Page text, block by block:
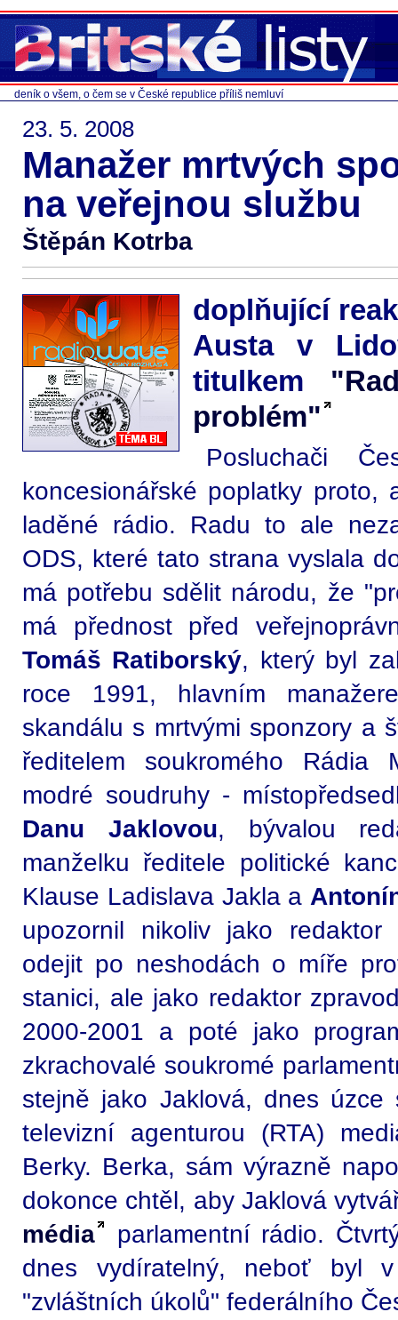
deník o všem, o čem se v České republice příliš nemluví
23. 5. 2008
Manažer mrtvých
na veřejnou službu
Štěpán Kotrba
doplňující
Austa v
titulkem
problém"
Posluchači
koncesionářské poplatky proto,
laděné rádio. Radu to ale
ODS, které tato strana vyslala
má potřebu sdělit národu, že
má přednost před
Tomáš Ratiborský, který byl
roce 1991, hlavním
skandálu s mrtvými sponzory a
ředitelem soukromého Rádia
modré soudruhy -
Danu Jaklovou, bývalou
manželku ředitele politické
Klause Ladislava Jakla a
upozornil nikoliv jako redaktor
odejit po neshodách o míře
stanici, ale jako redaktor
2000-2001 a poté jako
zkrachovalé soukromé
stejně jako Jaklová, dnes úzce
televizní agenturou (RTA)
Berky. Berka, sám výrazně
dokonce chtěl, aby Jaklová
média
parlamentní rádio.
dnes vydíratelný, neboť byl
"zvláštních úkolů" federálního